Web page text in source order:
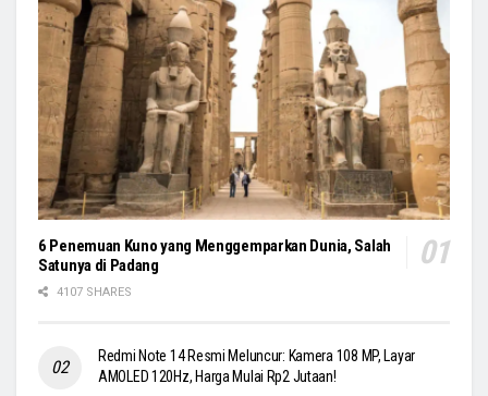
6 Penemuan Kuno yang Menggemparkan Dunia, Salah
Satunya di Padang
4107 SHARES
Redmi Note 14 Resmi Meluncur: Kamera 108 MP, Layar
AMOLED 120Hz, Harga Mulai Rp2 Jutaan!